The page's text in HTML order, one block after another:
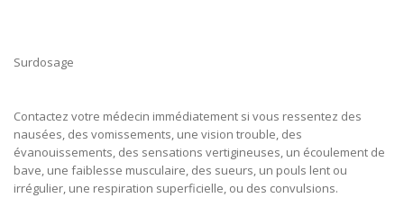
Surdosage
Contactez votre médecin immédiatement si vous ressentez des
nausées, des vomissements, une vision trouble, des
évanouissements, des sensations vertigineuses, un écoulement de
bave, une faiblesse musculaire, des sueurs, un pouls lent ou
irrégulier, une respiration superficielle, ou des convulsions.